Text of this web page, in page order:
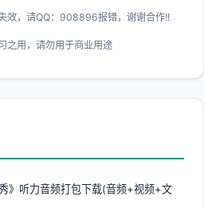
效，请QQ：908896报错，谢谢合作!!
之用，请勿用于商业用途
》听力音频打包下载(音频+视频+文